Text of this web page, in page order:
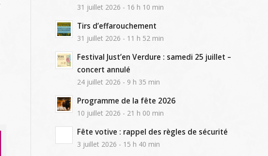
31 juillet 2026 - 16 h 10 min
Tirs d’effarouchement
31 juillet 2026 - 11 h 52 min
Festival Just’en Verdure : samedi 25 juillet –
concert annulé
24 juillet 2026 - 9 h 35 min
Programme de la fête 2026
10 juillet 2026 - 21 h 00 min
Fête votive : rappel des règles de sécurité
3 juillet 2026 - 15 h 40 min